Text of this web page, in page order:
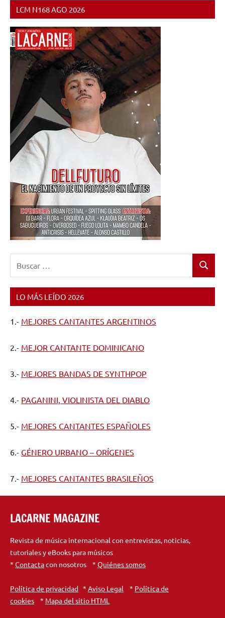
LCM N168 AGO 2026
Buscar
LO MÁS LEÍDO 2026
1.- MEJORES CANTANTES ARGENTINOS
2.- MEJOR CANTANTE DOMINICANO
3.- MEJORES BANDAS DE SYNTHPOP
4.- PAGANINI, VIOLINISTA DEL DIABLO
5.- MEJORES CANTANTES ESPAÑOLES
6.- GÉNERO URBANO – ORÍGENES
7.- MEJORES CANTANTES BRASILEÑOS
LACARNE MAGAZINE
Revista de música internacional con entrevistas, noticias,
tutoriales y eBooks para músicos
* Contactacon nosotros * Quiénes somos
Política de privacidad * Aviso Legal * Política de
cookies * Mapa del sitio HTML